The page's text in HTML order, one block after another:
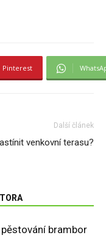
Pinterest
Další článek
venkovní terasu?
brambor